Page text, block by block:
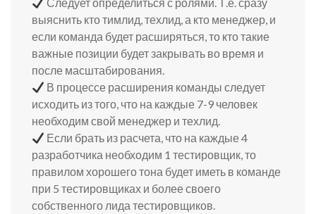
выяснить кто тимлид, техлид, а кто менеджер, и
если команда будет расширяться, то кто такие
важные позиции будет закрывать во время и
после масштабирования.
В процессе расширения команды следует
исходить из того, что на каждые 7-9 человек
необходим свой менеджер и техлид.
Если брать из расчета, что на каждые 4
разработчика необходим 1 тестировщик, то
правилом хорошего тона будет иметь в команде
при 5 тестировщиках и более своего
собственного лида тестировщиков.